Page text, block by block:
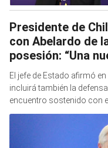
Presidente de
con Abelardo de
posesión: “Una
El jefe de Estado afirmó
incluirá también la
encuentro sostenido con